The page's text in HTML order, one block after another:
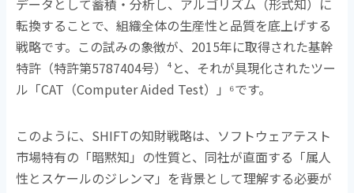
データとして蓄積・分析し、アルゴリズム（形式知）に
転換することで、組織全体の生産性と品質を底上げする
戦略です。この試みの象徴が、 2015年に取得された基幹
特許（特許第5787404号） ⁴と、それが具現化されたツー
ル「CAT （Computer Aided Test）」 ⁶です。
このように、 SHIFTの知財戦略は、ソフトウェアテスト
市場特有の「暗黙知」の性質と、同社が直面する「属人
性とスケールのジレンマ」を背景として理解する必要が